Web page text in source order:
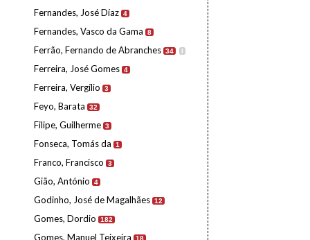
Fernandes, José Díaz 4
Fernandes, Vasco da Gama 8
Ferrão, Fernando de Abranches 34 I
Ferreira, José Gomes 4
Ferreira, Vergílio 3
Feyo, Barata 32
Filipe, Guilherme 3
Fonseca, Tomás da 1
Franco, Francisco 3
Gião, António 4
Godinho, José de Magalhães 12
Gomes, Dordio 182
Gomes, Manuel Teixeira 18